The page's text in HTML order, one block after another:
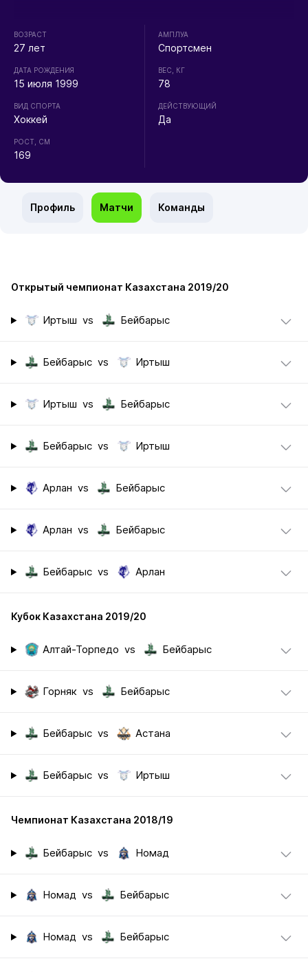
ВОЗРАСТ
27 лет
ДАТА РОЖДЕНИЯ
15 июля 1999
ВИД СПОРТА
Хоккей
РОСТ, СМ
169
АМПЛУА
Спортсмен
ВЕС, КГ
78
ДЕЙСТВУЮЩИЙ
Да
Профиль Матчи Команды
Открытый чемпионат Казахстана 2019/20
Иртыш vs Бейбарыс
Бейбарыс vs Иртыш
Иртыш vs Бейбарыс
Бейбарыс vs Иртыш
Арлан vs Бейбарыс
Арлан vs Бейбарыс
Бейбарыс vs Арлан
Кубок Казахстана 2019/20
Алтай-Торпедо vs Бейбарыс
Горняк vs Бейбарыс
Бейбарыс vs Астана
Бейбарыс vs Иртыш
Чемпионат Казахстана 2018/19
Бейбарыс vs Номад
Номад vs Бейбарыс
Номад vs Бейбарыс